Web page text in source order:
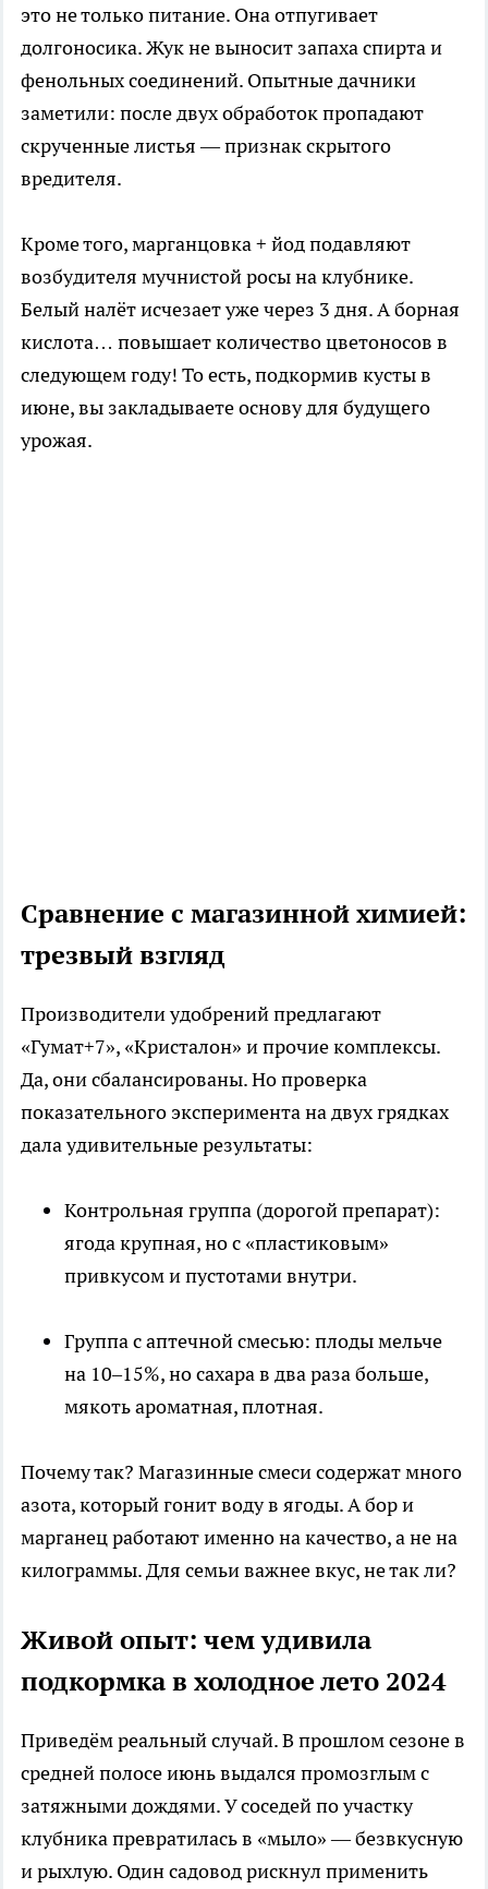
это не только питание. Она отпугивает
долгоносика. Жук не выносит запаха спирта и
фенольных соединений. Опытные дачники
заметили: после двух обработок пропадают
скрученные листья — признак скрытого
вредителя.
Кроме того, марганцовка + йод подавляют
возбудителя мучнистой росы на клубнике.
Белый налёт исчезает уже через 3 дня. А борная
кислота… повышает количество цветоносов в
следующем году! То есть, подкормив кусты в
июне, вы закладываете основу для будущего
урожая.
Сравнение с магазинной химией:
трезвый взгляд
Производители удобрений предлагают
«Гумат+7», «Кристалон» и прочие комплексы.
Да, они сбалансированы. Но проверка
показательного эксперимента на двух грядках
дала удивительные результаты:
Контрольная группа (дорогой препарат):
ягода крупная, но с «пластиковым»
привкусом и пустотами внутри.
Группа с аптечной смесью: плоды мельче
на 10–15%, но сахара в два раза больше,
мякоть ароматная, плотная.
Почему так? Магазинные смеси содержат много
азота, который гонит воду в ягоды. А бор и
марганец работают именно на качество, а не на
килограммы. Для семьи важнее вкус, не так ли?
Живой опыт: чем удивила
подкормка в холодное лето 2024
Приведём реальный случай. В прошлом сезоне в
средней полосе июнь выдался промозглым с
затяжными дождями. У соседей по участку
клубника превратилась в «мыло» — безвкусную
и рыхлую. Один садовод рискнул применить